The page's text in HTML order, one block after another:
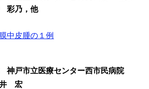
彩乃，他
中皮腫の１例
神戸市立医療センター西市民病院
井 宏